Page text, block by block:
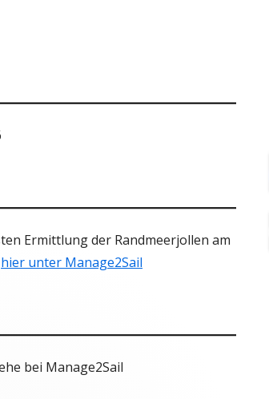
BILLARDTURNIER
Ermittlung der Randmeerjollen am
hier unter Manage2Sail
bei Manage2Sail